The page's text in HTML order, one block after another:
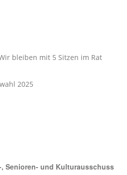
bleiben mit 5 Sitzen im Rat
2025
, Senioren- und Kulturausschuss